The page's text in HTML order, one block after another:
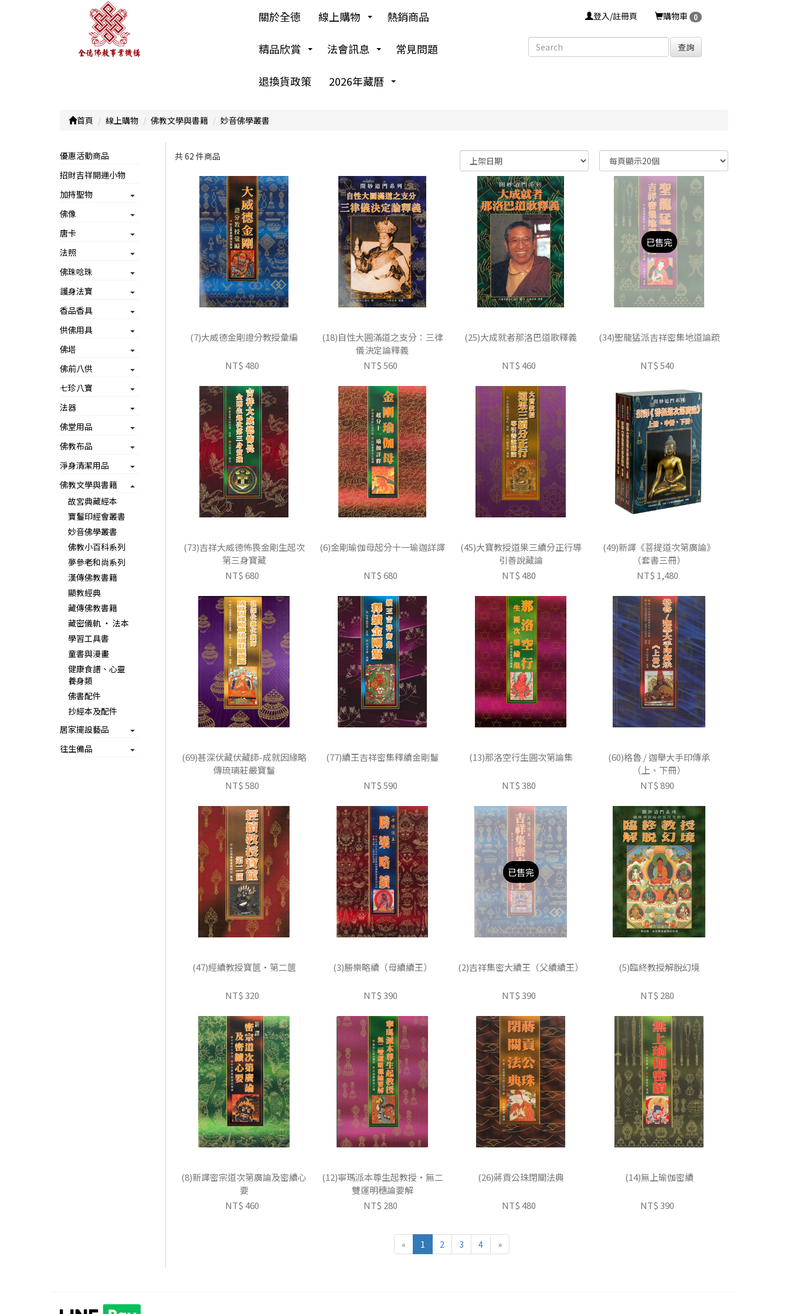
關於全德 線上購物 熱銷商品
精品欣賞 法會訊息 常見問題
退換貨政策 2026年藏曆
登入/註冊頁 購物車 0
查詢
首頁 線上購物 佛教文學與書籍 妙音佛學叢書
優惠活動商品
招財吉祥開運小物
加持聖物
佛像
唐卡
法照
佛珠唸珠
護身法寶
香品香具
供佛用具
佛塔
佛前八供
七珍八寶
法器
佛堂用品
佛教布品
淨身清潔用品
佛教文學與書籍
故宮典藏經本
寶鬘印經會叢書
妙音佛學叢書
佛教小百科系列
夢參老和尚系列
漢傳佛教書籍
顯教經典
藏傳佛教書籍
藏密儀軌 ‧ 法本
學習工具書
童書與漫畫
健康食譜、心靈
養身類
佛書配件
抄經本及配件
居家擺設藝品
往生備品
共 62 件商品
顯示篩選條件
(7)大威德金剛證分教授彙編
NT$ 480
(18)自性大圓滿道之支分：三律
儀決定論釋義
NT$ 560
(25)大成就者那洛巴道歌釋義
NT$ 460
已售完
(34)聖龍猛派吉祥密集地道論疏
NT$ 540
(73)吉祥大威德怖畏金剛生起次
第三身寶藏
NT$ 680
(6)金剛瑜伽母起分十一瑜迦詳譯
NT$ 680
(45)大寶教授道果三續分正行導
引善說藏論
NT$ 480
(49)新譯《菩提道次第廣論》
（套書三冊）
NT$ 1,480
(69)甚深伏藏伏藏師-成就因緣略
傳琉璃莊嚴寶鬘
NT$ 580
(77)續王吉祥密集釋續金剛鬘
NT$ 590
(13)那洛空行生圓次第論集
NT$ 380
(60)格魯 / 迦舉大手印傳承
（上、下冊）
NT$ 890
(47)經續教授寶篋‧第二篋
NT$ 320
(3)勝樂略續（母續續王）
NT$ 390
已售完
(2)吉祥集密大續王（父續續王）
NT$ 390
(5)臨終教授解脫幻境
NT$ 280
(8)新譯密宗道次第廣論及密續心
要
NT$ 460
(12)寧瑪派本尊生起教授‧無二
雙運明穗論要解
NT$ 280
(26)蔣貢公珠閉關法典
NT$ 480
(14)無上瑜伽密續
NT$ 390
« 1 2 3 4 »